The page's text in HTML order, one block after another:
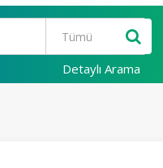
Detaylı Arama